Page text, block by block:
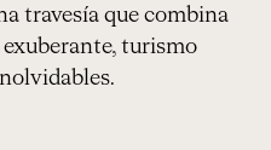
travesía que combina
turismo